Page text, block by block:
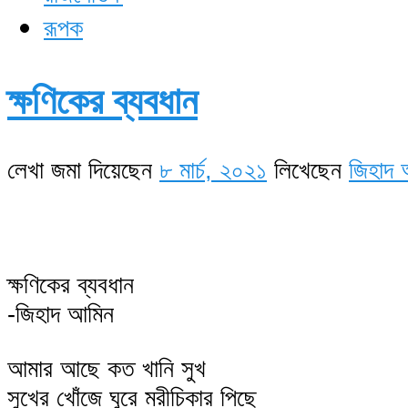
রূপক
ক্ষণিকের ব্যবধান
লেখা জমা দিয়েছেন ৮ মার্চ, ২০২১ লিখেছেন জিহাদ
ক্ষণিকের ব্যবধান
-জিহাদ আমিন
আমার আছে কত খানি সুখ
সুখের খোঁজে ঘুরে মরীচিকার পিছে